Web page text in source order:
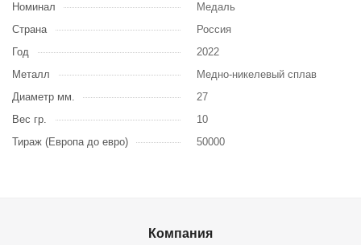
Номинал
Медаль
Страна
Россия
Год
2022
Металл
Медно-никелевый сплав
Диаметр мм.
27
Вес гр.
10
Тираж (Европа до евро)
50000
Компания